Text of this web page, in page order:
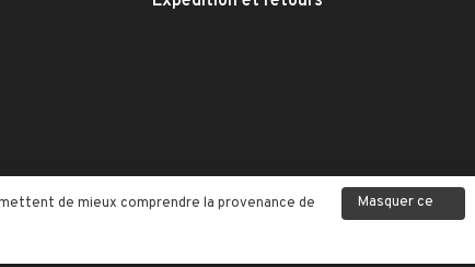
de mieux comprendre la provenance de
Masquer ce